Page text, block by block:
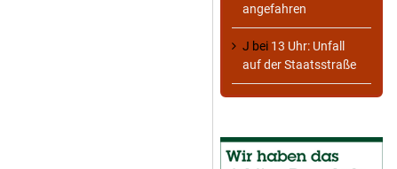
angefahren
J bei 13 Uhr: Unfall
auf der Staatsstraße